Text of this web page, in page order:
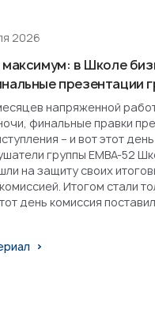
максимум: в Школе
презентации
2026
напряженной
финальные правки
– и вот этот
группы EMBA-52
на защиту своих
Итогом стали
день комиссия